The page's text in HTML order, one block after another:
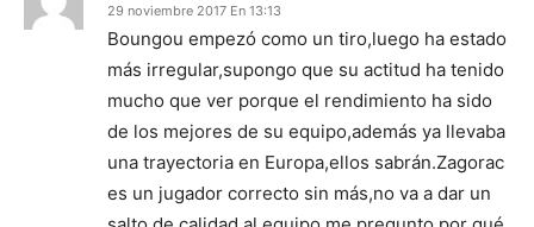
29 noviembre 2017 En 13:13
Boungou empezó como un tiro,luego ha estado
más irregular,supongo que su actitud ha tenido
mucho que ver porque el rendimiento ha sido
de los mejores de su equipo,además ya llevaba
una trayectoria en Europa,ellos sabrán.Zagorac
es un jugador correcto sin más,no va a dar un